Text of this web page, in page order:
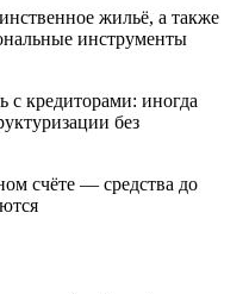
жильё, а также
инструменты
с кредиторами: иногда
без
счёте — средства до